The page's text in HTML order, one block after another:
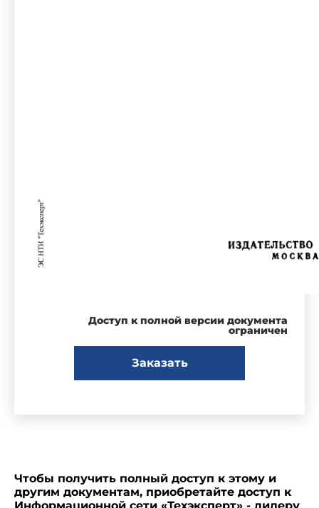
Доступ к полной версии документа
ограничен
Заказать
Чтобы получить полный доступ к этому и
другим документам, приобретайте доступ к